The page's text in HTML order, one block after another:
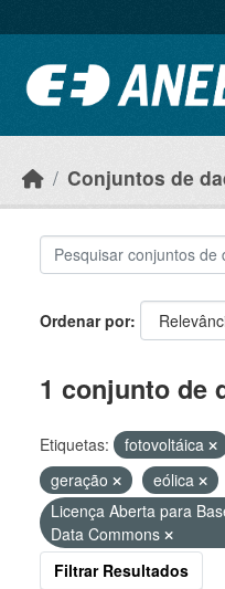
Conjuntos de
Ordenar por
1 conjunto de
Etiquetas: fotovoltáica
geração
eólica
Licença Aberta para
Data Commons
Filtrar Resultados